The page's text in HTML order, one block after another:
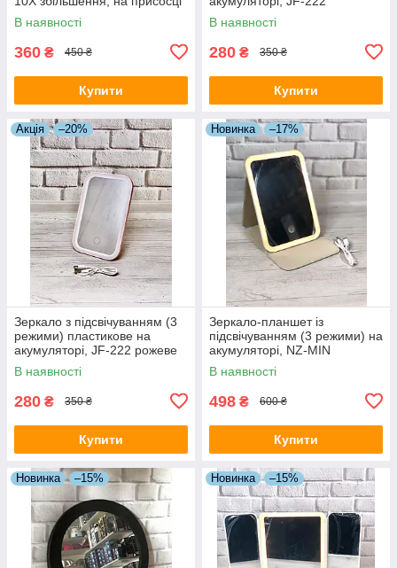
В наявності
360 ₴ 450 ₴
Купити
В наявності
280 ₴ 350 ₴
Купити
Акція –20%
Зеркало з підсвічуванням (3
режими) пластикове на
акумуляторі, JF-222 рожеве
В наявності
280 ₴ 350 ₴
Купити
Новинка –17%
Зеркало-планшет із
підсвічуванням (3 режими) на
акумуляторі, NZ-MIN
В наявності
498 ₴ 600 ₴
Купити
Новинка –15% Новинка –15%